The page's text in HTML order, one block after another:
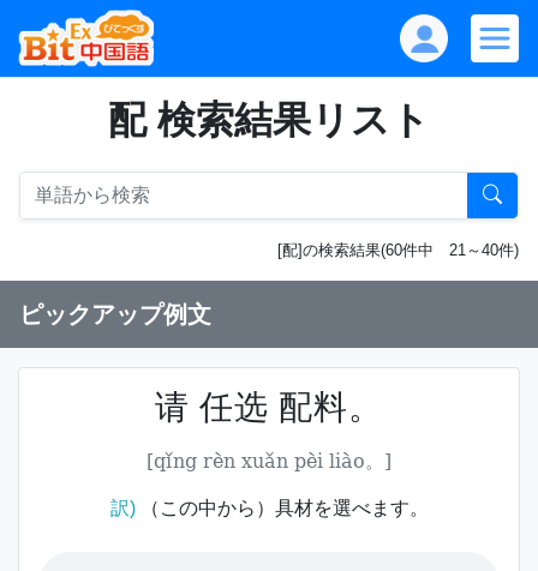
配 検索結果リスト
[配]の検索結果(60件中 21～40件)
ピックアップ例文
请 任选 配料。
[qǐng rèn xuǎn pèi liào。]
訳)（この中から）具材を選べます。